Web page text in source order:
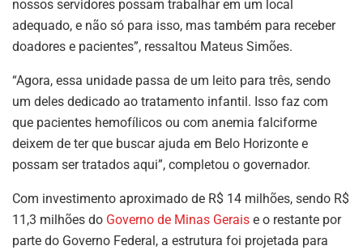
nossos servidores possam trabalhar em um local
adequado, e não só para isso, mas também para receber
doadores e pacientes”, ressaltou Mateus Simões.
“Agora, essa unidade passa de um leito para três, sendo
um deles dedicado ao tratamento infantil. Isso faz com
que pacientes hemofílicos ou com anemia falciforme
deixem de ter que buscar ajuda em Belo Horizonte e
possam ser tratados aqui”, completou o governador.
Com investimento aproximado de R$ 14 milhões, sendo R$
11,3 milhões do Governo de Minas Gerais e o restante por
parte do Governo Federal, a estrutura foi projetada para